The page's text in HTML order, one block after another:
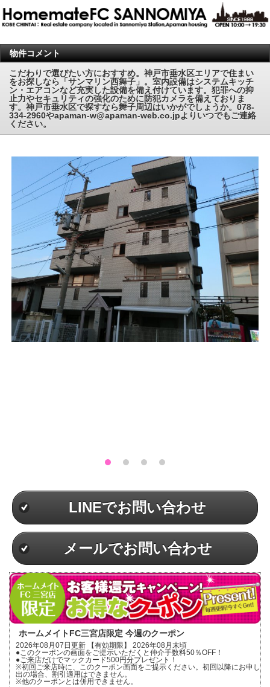
物件コメント
こだわりで選びたい方におすすめ。神戸市垂水区エリアで住まい
をお探しなら「サンマリン西舞子」。室内設備はシステムキッチ
ン・エアコンなど充実した設備を備え付けています。犯罪への抑
止力やセキュリティの強化のために防犯カメラを備えておりま
す。神戸市垂水区で探すなら舞子周辺はいかがでしょうか。078-
334-2960やapaman-w@apaman-web.co.jpよりいつでもご連絡
ください。
LINEでお問い合わせ
メールでお問い合わせ
ホームメイトFC三宮店限定 今週のクーポン
2026年08月07日更新 【有効期限】 2026年08月末頃
●このクーポンの画面をご提示いただくと仲介手数料50％OFF！
●ご来店だけでマックカード500円分プレゼント！
※初回ご来店時に、このクーポン画面をご提示ください。初回以降にお申し
出の場合、割引適用はできません。
※他のクーポンとは併用できません。